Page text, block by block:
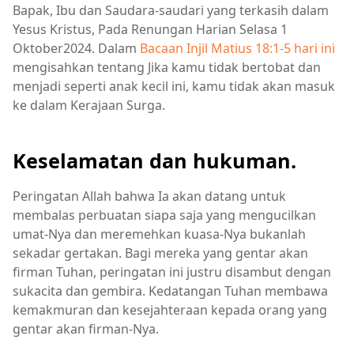
Bapak, Ibu dan Saudara-saudari yang terkasih dalam
Yesus Kristus, Pada Renungan Harian Selasa 1
Oktober2024. Dalam Bacaan Injil Matius 18:1-5 hari ini
mengisahkan tentang Jika kamu tidak bertobat dan
menjadi seperti anak kecil ini, kamu tidak akan masuk
ke dalam Kerajaan Surga.
Keselamatan dan hukuman.
Peringatan Allah bahwa Ia akan datang untuk
membalas perbuatan siapa saja yang mengucilkan
umat-Nya dan meremehkan kuasa-Nya bukanlah
sekadar gertakan. Bagi mereka yang gentar akan
firman Tuhan, peringatan ini justru disambut dengan
sukacita dan gembira. Kedatangan Tuhan membawa
kemakmuran dan kesejahteraan kepada orang yang
gentar akan firman-Nya.